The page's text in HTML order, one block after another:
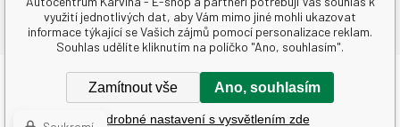
Copyright © 2026 Autocentrum Karviná spol. s r.o.
Všechna práva vyhrazena.
využití jednotlivých dat, aby Vám mimo jiné mohli ukazovat
informace týkající se Vašich zájmů pomocí personalizace reklam.
Souhlas udělíte kliknutím na políčko "Ano, souhlasím".
Zamítnout vše Ano, souhlasím
Podrobné nastavení s vysvětlením zde